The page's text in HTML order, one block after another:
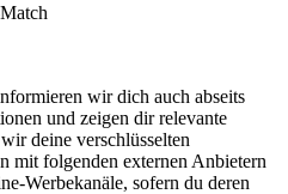
wir dich auch abseits
und zeigen dir relevante
deine verschlüsselten
mit folgenden externen Anbietern
Werbekanäle, sofern du deren